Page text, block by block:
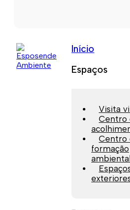
Início
Espaços
Visita
Centro
Centro
formação
ambiental